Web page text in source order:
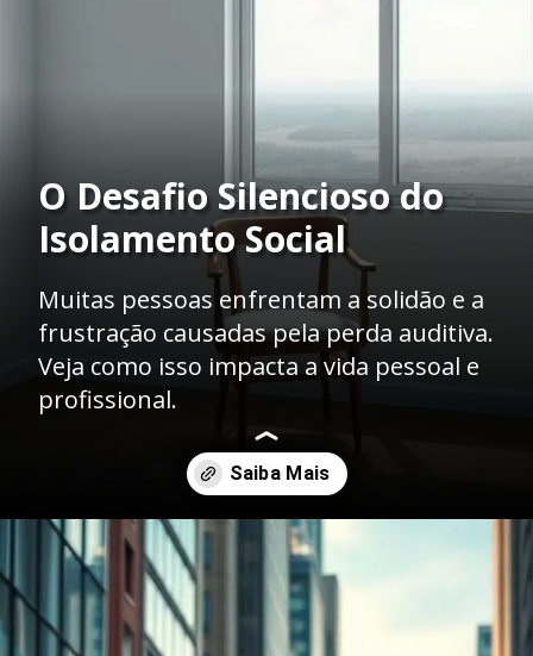
O Desafio Silencioso do
Isolamento Social
Muitas pessoas enfrentam a solidão e a
frustração causadas pela perda auditiva.
Veja como isso impacta a vida pessoal e
profissional.
Opening